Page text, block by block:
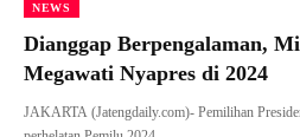
NEWS
Dianggap Berpengalaman,
Megawati Nyapres di 2024
JAKARTA (Jatengdaily.com)- Pemilihan